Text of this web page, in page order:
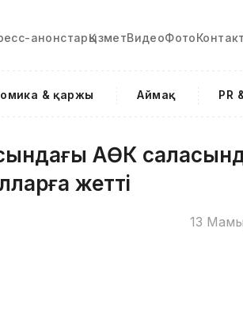
анонстарҚызметВидеоФото
& қаржы Аймақ PR
АӨК
жетті
13